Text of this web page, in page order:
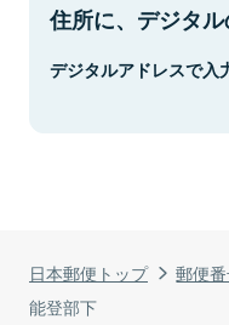
日本郵便トップ 郵便
能登部下
住所に、デジタル
デジタルアドレスで入